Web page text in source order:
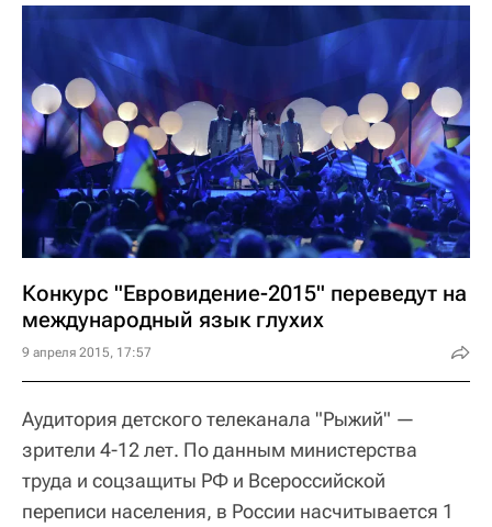
Конкурс "Евровидение-2015" переведут на
международный язык глухих
9 апреля 2015, 17:57
Аудитория детского телеканала "Рыжий" —
зрители 4-12 лет. По данным министерства
труда и соцзащиты РФ и Всероссийской
переписи населения, в России насчитывается 1